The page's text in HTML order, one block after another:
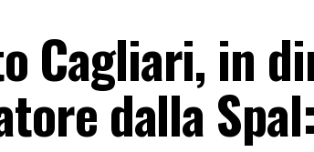
Cagliari, in
dalla